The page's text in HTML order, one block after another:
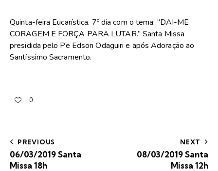
Quinta-feira Eucarística. 7º dia com o tema: “DAI-ME
CORAGEM E FORÇA PARA LUTAR.” Santa Missa
presidida pelo Pe Edson Odaguiri e após Adoração ao
Santíssimo Sacramento.
0
PREVIOUS
06/03/2019 Santa
Missa 18h
NEXT
08/03/2019 Santa
Missa 12h